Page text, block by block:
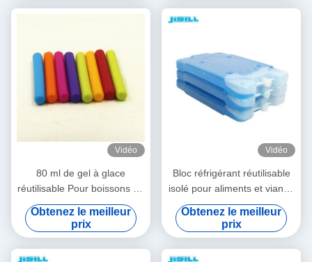
refroidissement pour lait
Vidéo
80 ml de gel à glace
réutilisable Pour boissons de
refroidissement à 0°C 2-8°C
Pour usage médical
Obtenez le meilleur
prix
Vidéo
Bloc réfrigérant réutilisable
isolé pour aliments et viande
de 500 ml, 2-8°C, pour
usage médical et extérieur,
ventilateur de
refroidissement pour lait
Obtenez le meilleur
prix